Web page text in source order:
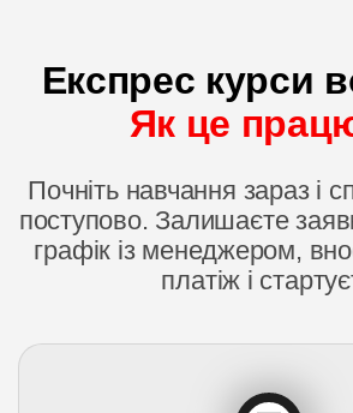
Експрес курси
Як це
Почніть навчання зараз і
поступово. Залишаєте
графік із менеджером,
платіж і